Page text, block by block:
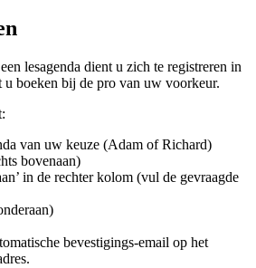
lesagenda dient u zich te registreren in
u boeken bij de pro van uw voorkeur.
van uw keuze (Adam of Richard)
bovenaan)
in de rechter kolom (vul de gevraagde
bevestigings-email op het